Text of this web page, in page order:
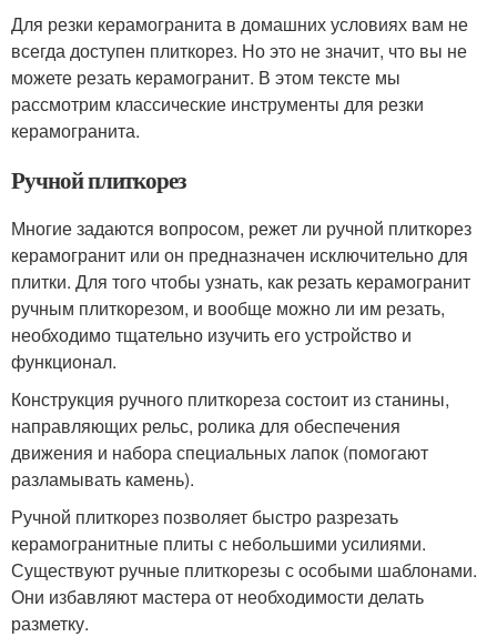
Для резки керамогранита в домашних условиях вам не
всегда доступен плиткорез. Но это не значит, что вы не
можете резать керамогранит. В этом тексте мы
рассмотрим классические инструменты для резки
керамогранита.
Ручной плиткорез
Многие задаются вопросом, режет ли ручной плиткорез
керамогранит или он предназначен исключительно для
плитки. Для того чтобы узнать, как резать керамогранит
ручным плиткорезом, и вообще можно ли им резать,
необходимо тщательно изучить его устройство и
функционал.
Конструкция ручного плиткореза состоит из станины,
направляющих рельс, ролика для обеспечения
движения и набора специальных лапок (помогают
разламывать камень).
Ручной плиткорез позволяет быстро разрезать
керамогранитные плиты с небольшими усилиями.
Существуют ручные плиткорезы с особыми шаблонами.
Они избавляют мастера от необходимости делать
разметку.